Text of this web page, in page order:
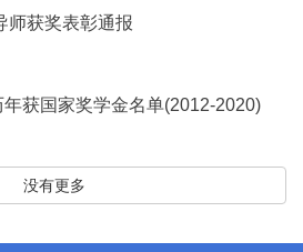
师获奖表彰通报
获国家奖学金名单(2012-2020)
没有更多